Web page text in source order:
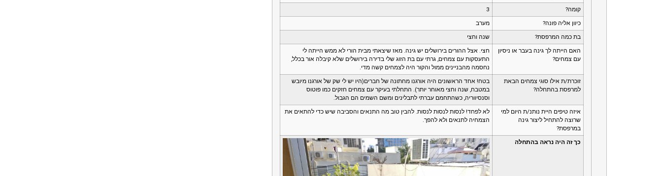
קומה?
3
כיוון אליה פונה?
מערב
בת כמה המרפסת?
שנה וחצי
האם הייתה לך גינה בעבר או ניסיון
עם צמחים?
חצי. אצל ההורים בירושלים יש גינה. מאז שיצאתי מבית הורי לא ממש הייתה לי
התעסקות עם צמחים, גרתי עם בת הזוג שלי בדירה בירושלים שלא קיבלה אור בכלל,
נחסמה מהבניינים ממול והקור היה לצמחים קשה מדי.
זוכרת/ת אילו סוגי צמחים הבאת
למרפסת בהתחלה?
בטח! אחד הראשונים היה אורגנו מחתונה של חברים(היו יש לי שק של אורגנו מיובש
במטבח, שנה וחצי מאוחר יותר). התחלתי בעיקר עם צמחים חזקים כמו פוטוס
וסנסיווריה, כשהתחמם עברתי לתבלינים ומשם השמים הם הגבול.
איזה טיפים היית נותנ/ת היום למי
שרוצה להתחיל ליצור גינה
במרפסת?
לא לפחד! לנסות לנסות לנסות. להבין טוב מה התנאים והסביבה שיש כדי להתאים את
הצמחיה לתנאים ולא להפך.
כך זה היה נראה בהתחלה